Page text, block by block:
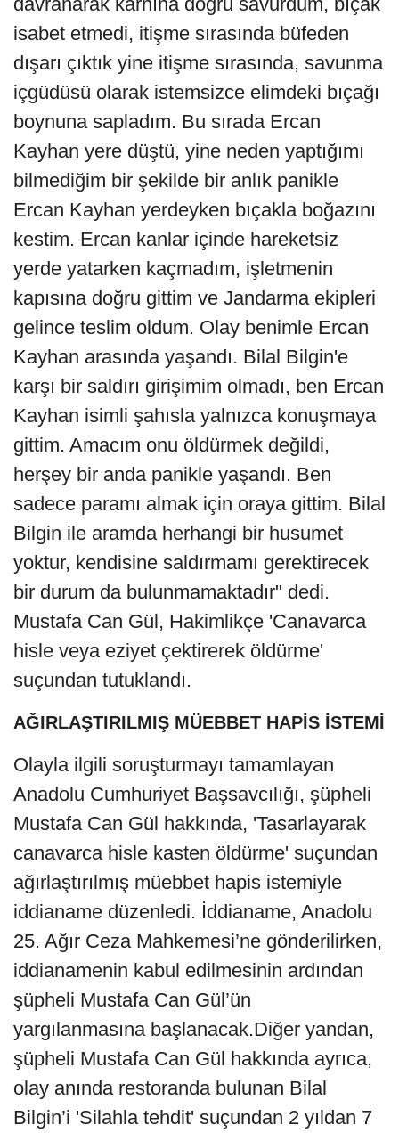
isabet etmedi, itişme sırasında büfeden
dışarı çıktık yine itişme sırasında, savunma
içgüdüsü olarak istemsizce elimdeki bıçağı
boynuna sapladım. Bu sırada Ercan
Kayhan yere düştü, yine neden yaptığımı
bilmediğim bir şekilde bir anlık panikle
Ercan Kayhan yerdeyken bıçakla boğazını
kestim. Ercan kanlar içinde hareketsiz
yerde yatarken kaçmadım, işletmenin
kapısına doğru gittim ve Jandarma ekipleri
gelince teslim oldum. Olay benimle Ercan
Kayhan arasında yaşandı. Bilal Bilgin'e
karşı bir saldırı girişimim olmadı, ben Ercan
Kayhan isimli şahısla yalnızca konuşmaya
gittim. Amacım onu öldürmek değildi,
herşey bir anda panikle yaşandı. Ben
sadece paramı almak için oraya gittim. Bilal
Bilgin ile aramda herhangi bir husumet
yoktur, kendisine saldırmamı gerektirecek
bir durum da bulunmamaktadır" dedi.
Mustafa Can Gül, Hakimlikçe 'Canavarca
hisle veya eziyet çektirerek öldürme'
suçundan tutuklandı.
AĞIRLAŞTIRILMIŞ MÜEBBET HAPİS İSTEMİ
Olayla ilgili soruşturmayı tamamlayan
Anadolu Cumhuriyet Başsavcılığı, şüpheli
Mustafa Can Gül hakkında, 'Tasarlayarak
canavarca hisle kasten öldürme' suçundan
ağırlaştırılmış müebbet hapis istemiyle
iddianame düzenledi. İddianame, Anadolu
25. Ağır Ceza Mahkemesi’ne gönderilirken,
iddianamenin kabul edilmesinin ardından
şüpheli Mustafa Can Gül’ün
yargılanmasına başlanacak.Diğer yandan,
şüpheli Mustafa Can Gül hakkında ayrıca,
olay anında restoranda bulunan Bilal
Bilgin’i 'Silahla tehdit' suçundan 2 yıldan 7